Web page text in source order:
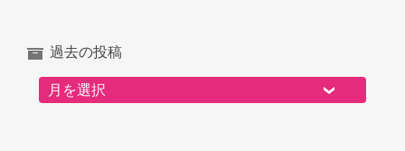
過去の投稿
過去の投稿